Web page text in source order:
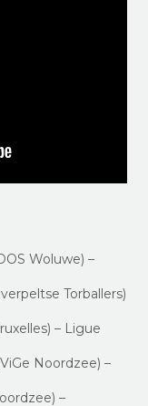
Woluwe) –
Torballers)
– Ligue
Noordzee) –
–